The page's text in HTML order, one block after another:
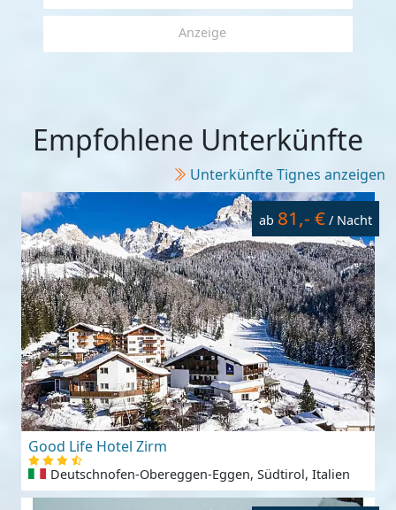
Anzeige
Empfohlene Unterkünfte
Unterkünfte Tignes anzeigen
ab 81,- € / Nacht
Good Life Hotel Zirm
Deutschnofen-Obereggen-Eggen, Südtirol, Italien